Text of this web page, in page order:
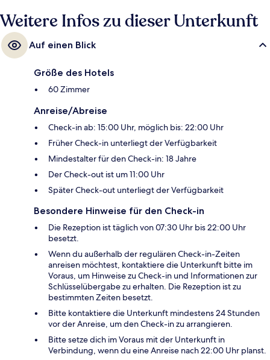
Weitere Infos zu dieser Unterkunft
Auf einen Blick
Größe des Hotels
60 Zimmer
Anreise/Abreise
Check-in ab: 15:00 Uhr, möglich bis: 22:00 Uhr
Früher Check-in unterliegt der Verfügbarkeit
Mindestalter für den Check-in: 18 Jahre
Der Check-out ist um 11:00 Uhr
Später Check-out unterliegt der Verfügbarkeit
Besondere Hinweise für den Check-in
Die Rezeption ist täglich von 07:30 Uhr bis 22:00 Uhr
besetzt.
Wenn du außerhalb der regulären Check-in-Zeiten
anreisen möchtest, kontaktiere die Unterkunft bitte im
Voraus, um Hinweise zu Check-in und Informationen zur
Schlüsselübergabe zu erhalten. Die Rezeption ist zu
bestimmten Zeiten besetzt.
Bitte kontaktiere die Unterkunft mindestens 24 Stunden
vor der Anreise, um den Check-in zu arrangieren.
Bitte setze dich im Voraus mit der Unterkunft in
Verbindung, wenn du eine Anreise nach 22:00 Uhr planst.